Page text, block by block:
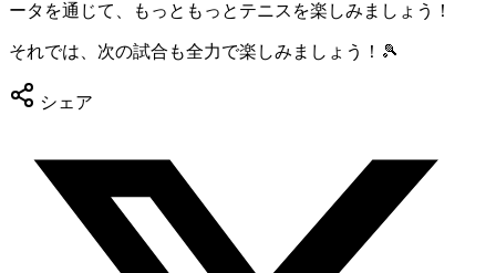
ータを通じて、もっともっとテニスを楽しみましょう！
それでは、次の試合も全力で楽しみましょう！🎾
シェア